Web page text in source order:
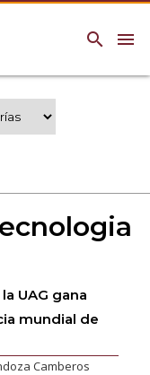
menu
search
UAG gana
mundial de
Camberos